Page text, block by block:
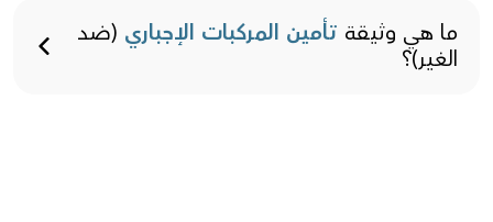
ما هي وثيقة تأمين المركبات الإجباري (ضد
الغير)؟